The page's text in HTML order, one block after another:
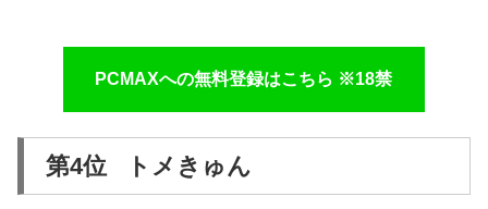
PCMAXへの無料登録はこちら ※18禁
第4位 トメきゅん